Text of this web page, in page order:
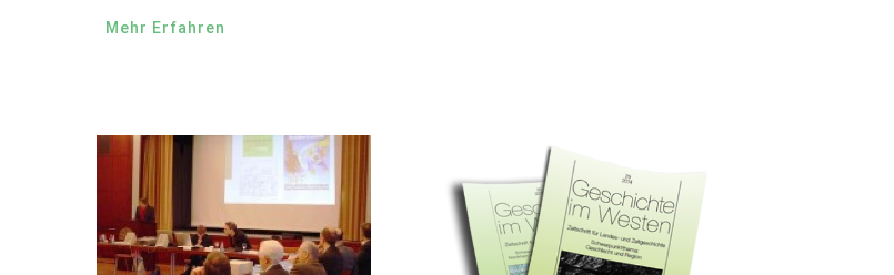
Mehr Erfahren